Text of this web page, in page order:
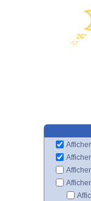
26°
07'